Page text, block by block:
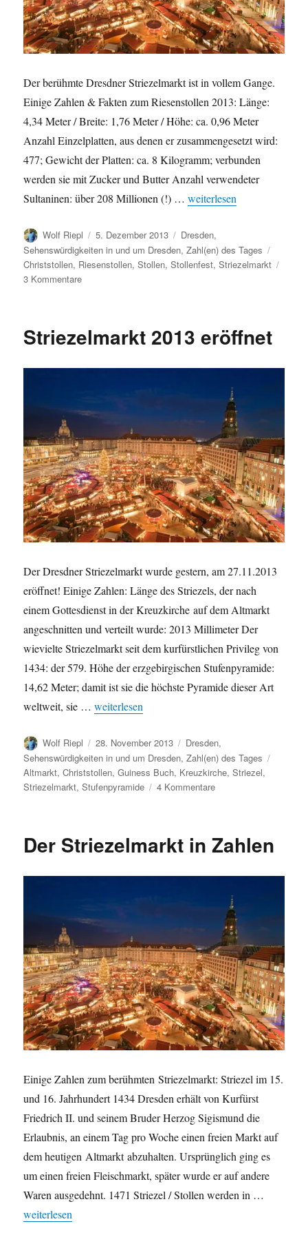
Der berühmte Dresdner Striezelmarkt ist in vollem Gange.
Einige Zahlen & Fakten zum Riesenstollen 2013: Länge:
4,34 Meter / Breite: 1,76 Meter / Höhe: ca. 0,96 Meter
Anzahl Einzelplatten, aus denen er zusammengesetzt wird:
477; Gewicht der Platten: ca. 8 Kilogramm; verbunden
werden sie mit Zucker und Butter Anzahl verwendeter
Sultaninen: über 208 Millionen (!) …„Einige Zahlen zum
weiterlesen
Autor
Wolf Riepl
Veröffentlicht
am
5. Dezember 2013 Kategorien
Dresden,
Sehenswürdigkeiten in und um Dresden,Zahl(en) des Tages
Christstollen, Riesenstollen,Stollen,Stollenfest,Striezelmarkt
3 Kommentarezu
Dresdner
Striezelmarkt 2013 eröffnet
Der Dresdner Striezelmarkt wurde gestern, am 27.11.2013
eröffnet! Einige Zahlen: Länge des Striezels, der nach
einem Gottesdienst in der Kreuzkirche auf dem Altmarkt
angeschnitten und verteilt wurde: 2013 Millimeter Der
wievielte Striezelmarkt seit dem kurfürstlichen Privileg von
1434: der 579. Höhe der erzgebirgischen Stufenpyramide:
14,62 Meter; damit ist sie die höchste Pyramide dieser Art
weltweit, sie …„Striezelmarkt 2013 eröffnet“
weiterlesen
Autor
Wolf Riepl
Veröffentlicht
am
28. November 2013 Kategorien
Dresden,
Sehenswürdigkeiten in und um Dresden,Zahl(en) des Tages
Altmarkt,Christstollen,Guiness Buch, Kreuzkirche,Striezel,
Striezelmarkt,Stufenpyramide 4 Kommentarezu
Der Striezelmarkt in Zahlen
Einige Zahlen zum berühmten Striezelmarkt: Striezel im 15.
und 16. Jahrhundert 1434 Dresden erhält von Kurfürst
Friedrich II. und seinem Bruder Herzog Sigismund die
Erlaubnis, an einem Tag pro Woche einen freien Markt auf
dem heutigen Altmarkt abzuhalten. Ursprünglich ging es
um einen freien Fleischmarkt, später wurde er auf andere
Waren ausgedehnt. 1471 Striezel / Stollen werden in …
„Der Striezelmarkt in Zahlen“
weiterlesen